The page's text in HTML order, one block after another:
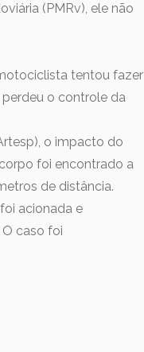
(PMRv), ele não
tentou fazer
perdeu o controle da
o impacto do
foi encontrado a
de distância.
acionada e
caso foi